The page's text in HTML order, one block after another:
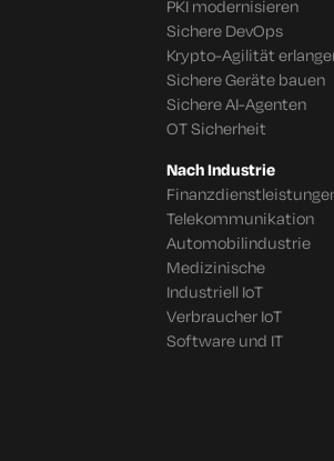
PKI modernisieren
Sichere DevOps
Krypto-Agilität
Sichere Geräte bauen
Sichere AI-Agenten
OT Sicherheit
Nach Industrie
Telekommunikation
Automobilindustrie
Medizinische
Industriell IoT
Verbraucher IoT
Software und IT